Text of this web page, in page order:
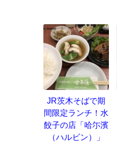
JR茨木そばで期
間限定ランチ！水
餃子の店「哈尓濱
（ハルビン）」